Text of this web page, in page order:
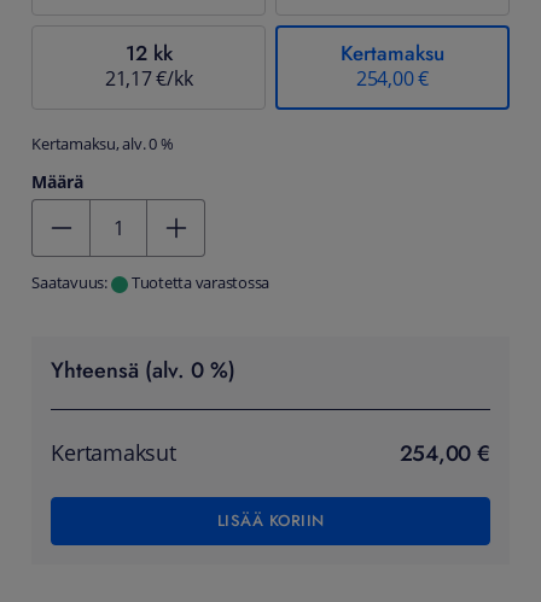
12 kk
21,17 €/kk
Kertamaksu
254,00 €
Kertamaksu, alv. 0 %
Määrä
Saatavuus: Tuotetta varastossa
Yhteensä (alv. 0 %)
Kertamaksut 254,00 €
LISÄÄ KORIIN